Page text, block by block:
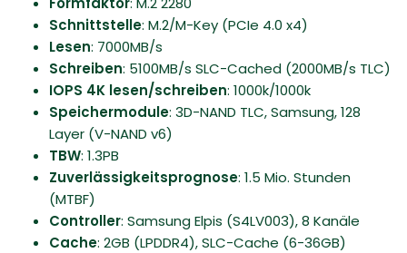
Schnittstelle: M.2/​M-Key (PCIe 4.0 x4)
Lesen: 7000MB/​s
Schreiben: 5100MB/s SLC-Cached (2000MB/s TLC)
IOPS 4K lesen/schreiben: 1000k/​1000k
Speichermodule: 3D-NAND TLC, Samsung, 128
Layer (V-NAND v6)
TBW: 1.3PB
Zuverlässigkeitsprognose: 1.5 Mio. Stunden
(MTBF)
Controller: Samsung Elpis (S4LV003), 8 Kanäle
Cache: 2GB (LPDDR4), SLC-Cache (6-36GB)